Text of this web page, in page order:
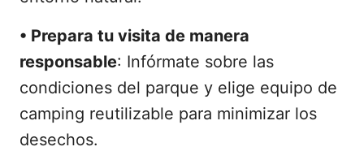
• Prepara tu visita de manera
responsable: Infórmate sobre las
condiciones del parque y elige equipo de
camping reutilizable para minimizar los
desechos.